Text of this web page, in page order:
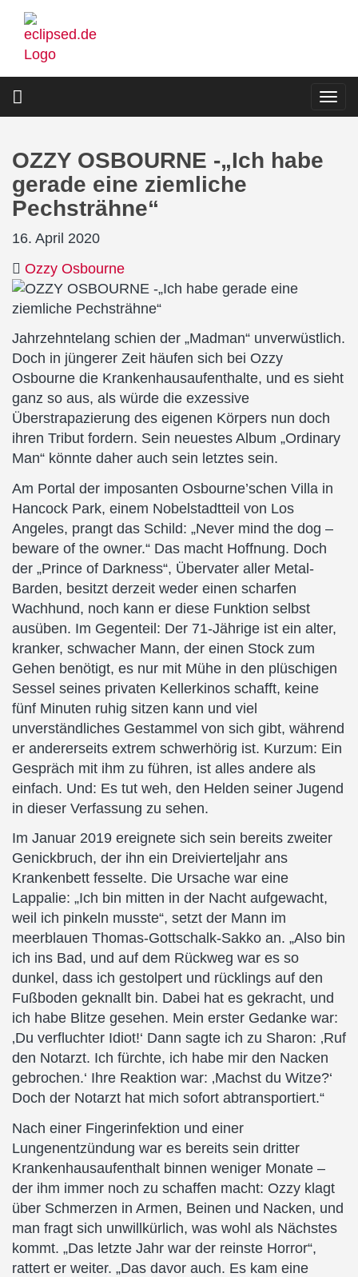
Direkt
zum
Inhalt
OZZY OSBOURNE -„Ich habe
gerade eine ziemliche
Pechsträhne“
16. April 2020
Ozzy Osbourne
Jahrzehntelang schien der „Madman“ unverwüstlich.
Doch in jüngerer Zeit häufen sich bei Ozzy
Osbourne die Krankenhausaufenthalte, und es sieht
ganz so aus, als würde die exzessive
Überstrapazierung des eigenen Körpers nun doch
ihren Tribut fordern. Sein neuestes Album „Ordinary
Man“ könnte daher auch sein letztes sein.
Am Portal der imposanten Osbourne’schen Villa in
Hancock Park, einem Nobelstadtteil von Los
Angeles, prangt das Schild: „Never mind the dog –
beware of the owner.“ Das macht Hoffnung. Doch
der „Prince of Darkness“, Übervater aller Metal-
Barden, besitzt derzeit weder einen scharfen
Wachhund, noch kann er diese Funktion selbst
ausüben. Im Gegenteil: Der 71-Jährige ist ein alter,
kranker, schwacher Mann, der einen Stock zum
Gehen benötigt, es nur mit Mühe in den plüschigen
Sessel seines privaten Kellerkinos schafft, keine
fünf Minuten ruhig sitzen kann und viel
unverständliches Gestammel von sich gibt, während
er andererseits extrem schwerhörig ist. Kurzum: Ein
Gespräch mit ihm zu führen, ist alles andere als
einfach. Und: Es tut weh, den Helden seiner Jugend
in dieser Verfassung zu sehen.
Im Januar 2019 ereignete sich sein bereits zweiter
Genickbruch, der ihn ein Dreivierteljahr ans
Krankenbett fesselte. Die Ursache war eine
Lappalie: „Ich bin mitten in der Nacht aufgewacht,
weil ich pinkeln musste“, setzt der Mann im
meerblauen Thomas-Gottschalk-Sakko an. „Also bin
ich ins Bad, und auf dem Rückweg war es so
dunkel, dass ich gestolpert und rücklings auf den
Fußboden geknallt bin. Dabei hat es gekracht, und
ich habe Blitze gesehen. Mein erster Gedanke war:
‚Du verfluchter Idiot!‘ Dann sagte ich zu Sharon: ‚Ruf
den Notarzt. Ich fürchte, ich habe mir den Nacken
gebrochen.‘ Ihre Reaktion war: ‚Machst du Witze?‘
Doch der Notarzt hat mich sofort abtransportiert.“
Nach einer Fingerinfektion und einer
Lungenentzündung war es bereits sein dritter
Krankenhausaufenthalt binnen weniger Monate –
der ihm immer noch zu schaffen macht: Ozzy klagt
über Schmerzen in Armen, Beinen und Nacken, und
man fragt sich unwillkürlich, was wohl als Nächstes
kommt. „Das letzte Jahr war der reinste Horror“,
rattert er weiter. „Das davor auch. Es kam eine